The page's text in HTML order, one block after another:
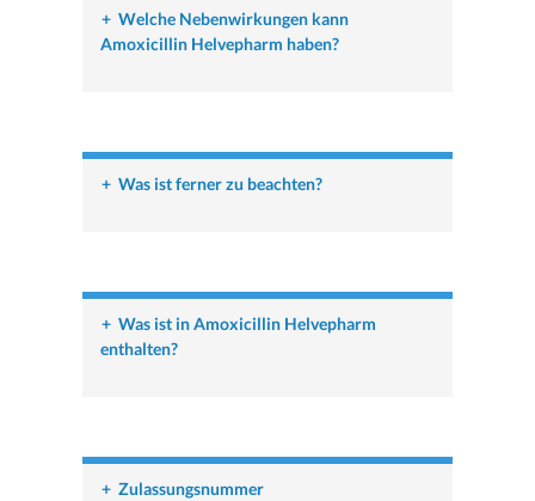
+ Welche Nebenwirkungen kann
Amoxicillin Helvepharm haben?
+ Was ist ferner zu beachten?
+ Was ist in Amoxicillin Helvepharm
enthalten?
+ Zulassungsnummer